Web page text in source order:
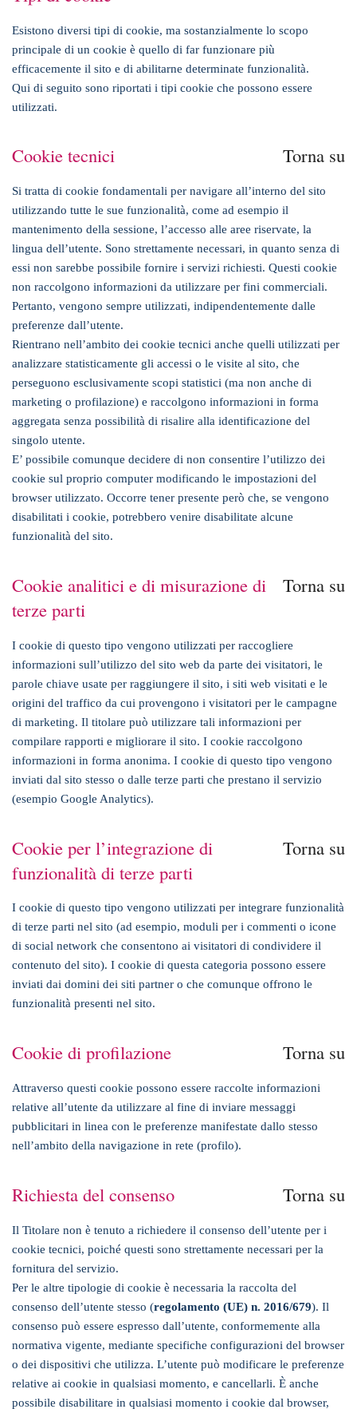
Esistono diversi tipi di cookie, ma sostanzialmente lo scopo
principale di un cookie è quello di far funzionare più
efficacemente il sito e di abilitarne determinate funzionalità.
Qui di seguito sono riportati i tipi cookie che possono essere
utilizzati.
Torna su
Cookie tecnici
Si tratta di cookie fondamentali per navigare all’interno del sito
utilizzando tutte le sue funzionalità, come ad esempio il
mantenimento della sessione, l’accesso alle aree riservate, la
lingua dell’utente. Sono strettamente necessari, in quanto senza di
essi non sarebbe possibile fornire i servizi richiesti. Questi cookie
non raccolgono informazioni da utilizzare per fini commerciali.
Pertanto, vengono sempre utilizzati, indipendentemente dalle
preferenze dall’utente.
Rientrano nell’ambito dei cookie tecnici anche quelli utilizzati per
analizzare statisticamente gli accessi o le visite al sito, che
perseguono esclusivamente scopi statistici (ma non anche di
marketing o profilazione) e raccolgono informazioni in forma
aggregata senza possibilità di risalire alla identificazione del
singolo utente.
E’ possibile comunque decidere di non consentire l’utilizzo dei
cookie sul proprio computer modificando le impostazioni del
browser utilizzato. Occorre tener presente però che, se vengono
disabilitati i cookie, potrebbero venire disabilitate alcune
funzionalità del sito.
Torna su
Cookie analitici e di misurazione di
terze parti
I cookie di questo tipo vengono utilizzati per raccogliere
informazioni sull’utilizzo del sito web da parte dei visitatori, le
parole chiave usate per raggiungere il sito, i siti web visitati e le
origini del traffico da cui provengono i visitatori per le campagne
di marketing. Il titolare può utilizzare tali informazioni per
compilare rapporti e migliorare il sito. I cookie raccolgono
informazioni in forma anonima. I cookie di questo tipo vengono
inviati dal sito stesso o dalle terze parti che prestano il servizio
(esempio Google Analytics).
Torna su
Cookie per l’integrazione di
funzionalità di terze parti
I cookie di questo tipo vengono utilizzati per integrare funzionalità
di terze parti nel sito (ad esempio, moduli per i commenti o icone
di social network che consentono ai visitatori di condividere il
contenuto del sito). I cookie di questa categoria possono essere
inviati dai domini dei siti partner o che comunque offrono le
funzionalità presenti nel sito.
Torna su
Cookie di profilazione
Attraverso questi cookie possono essere raccolte informazioni
relative all’utente da utilizzare al fine di inviare messaggi
pubblicitari in linea con le preferenze manifestate dallo stesso
nell’ambito della navigazione in rete (profilo).
Torna su
Richiesta del consenso
Il Titolare non è tenuto a richiedere il consenso dell’utente per i
cookie tecnici, poiché questi sono strettamente necessari per la
fornitura del servizio.
Per le altre tipologie di cookie è necessaria la raccolta del
consenso dell’utente stesso (regolamento (UE) n. 2016/679). Il
consenso può essere espresso dall’utente, conformemente alla
normativa vigente, mediante specifiche configurazioni del browser
o dei dispositivi che utilizza. L’utente può modificare le preferenze
relative ai cookie in qualsiasi momento, e cancellarli. È anche
possibile disabilitare in qualsiasi momento i cookie dal browser,